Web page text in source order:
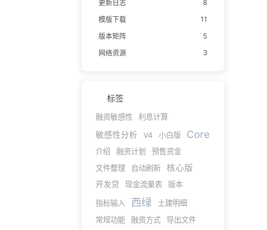
更新日志
8
模版下载
11
版本矩阵
5
网络资源
3
标签
融资敏感性 利息计算
敏感性分析 V4 小白版 Core
介绍 融资计划
预售资金
文件整理
自动刷新 核心版
开发贷 现金流量表
版本
指标输入
西绿
土建明细
常规功能
融资方式
导出文件